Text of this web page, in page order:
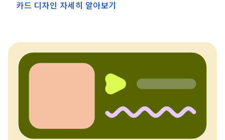
카드 디자인 자세히 알아보기